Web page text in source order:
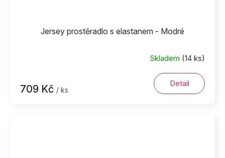
Jersey prostěradlo s elastanem - Modré
Skladem (14 ks)
709 Kč / ks
Detail